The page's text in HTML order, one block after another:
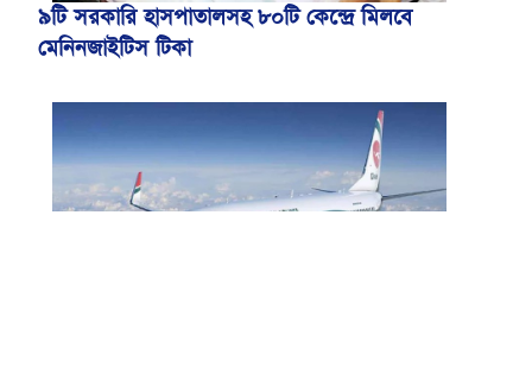
৯টি সরকারি হাসপাতালসহ ৮০টি কেন্দ্রে মিলবে
মেনিনজাইটিস টিকা